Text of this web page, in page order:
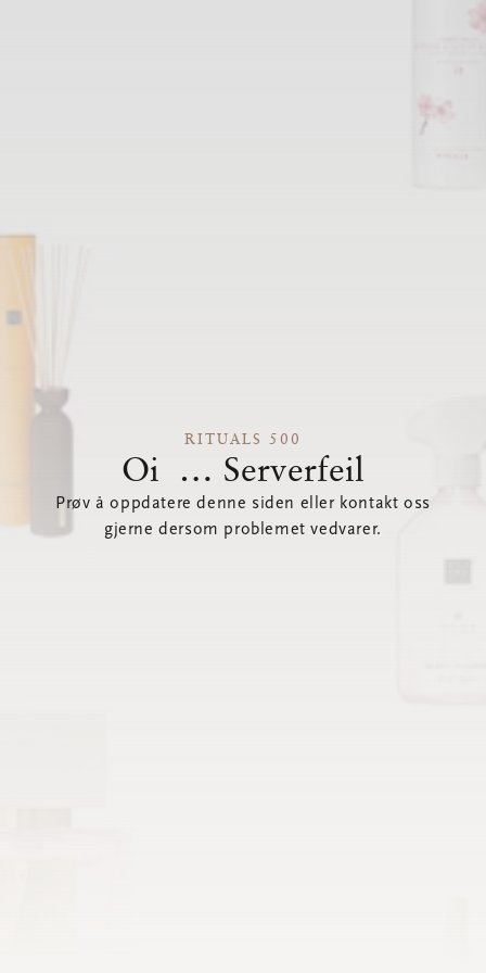
RITUALS 500
Oi … Serverfeil
Prøv å oppdatere denne siden eller kontakt oss
gjerne dersom problemet vedvarer.